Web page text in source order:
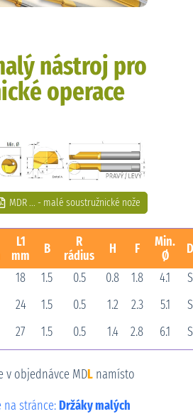
nástroj pro
operace
MDR ... - malé soustružnické nože
L1
mm
B
R
rádius
H F
Min.
Ø
18 1.5 0.5 0.8 1.8 4.1
24 1.5 0.5 1.2 2.3 5.1
27 1.5 0.5 1.4 2.8 6.1
v objednávce MDL namísto
na stránce:Držáky malých